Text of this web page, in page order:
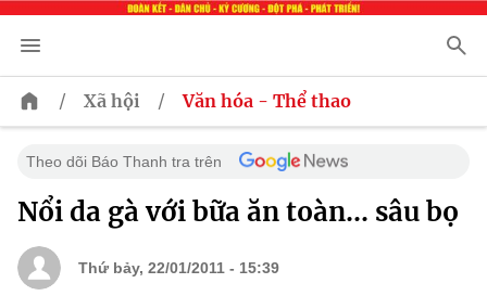
/ Xã hội / Văn hóa - Thể thao
Theo dõi Báo Thanh tra trên
Nổi da gà với bữa ăn toàn... sâu bọ
Thứ bảy, 22/01/2011 - 15:39